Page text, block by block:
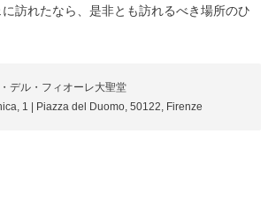
訪れたなら、是非とも訪れるべき場所のひ
デル・フィオーレ大聖堂
1 | Piazza del Duomo, 50122, Firenze